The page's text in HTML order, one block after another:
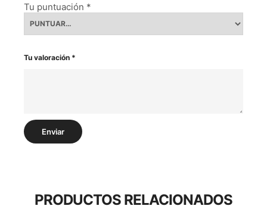
Tu puntuación *
Tu valoración *
PRODUCTOS RELACIONADOS